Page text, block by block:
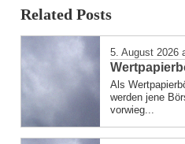
posted
in
Related Posts
5. August 2026
Als
werden jene
vorwieg...